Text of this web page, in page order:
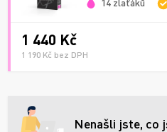
14 zlaťáků
1 440 Kč
1 190 Kč bez DPH
Nenašli jste, co